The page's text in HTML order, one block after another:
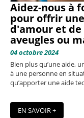
Aidez-nous à
pour offrir
d'amour et
aveugles ou
04 octobre 2024
Bien plus qu’une aide,
à une personne en
qu’apporter une aide
EN SAVOIR +